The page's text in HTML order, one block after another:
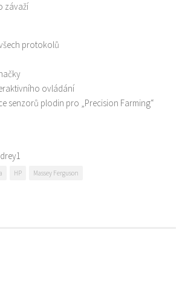
závaží
protokolů
ovládání
senzorů plodin pro „Precision Farming“
HP Massey Ferguson